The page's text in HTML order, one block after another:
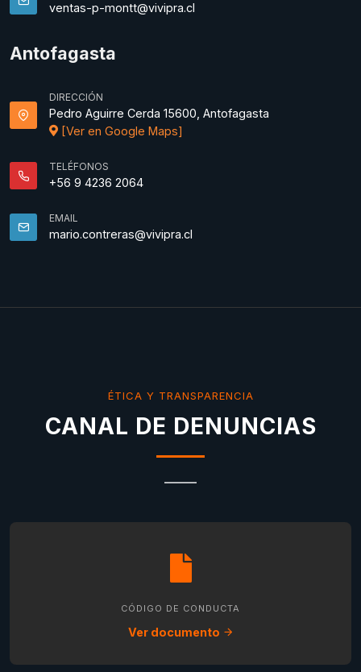
ventas-p-montt@vivipra.cl
Antofagasta
DIRECCIÓN
Pedro Aguirre Cerda 15600, Antofagasta
[Ver en Google Maps]
TELÉFONOS
+56 9 4236 2064
EMAIL
mario.contreras@vivipra.cl
ÉTICA Y TRANSPARENCIA
CANAL DE DENUNCIAS
CÓDIGO DE CONDUCTA
Ver documento